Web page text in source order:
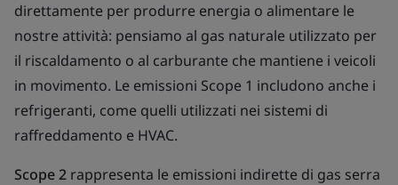
direttamente per produrre energia o alimentare le
nostre attività: pensiamo al gas naturale utilizzato per
il riscaldamento o al carburante che mantiene i veicoli
in movimento. Le emissioni Scope 1 includono anche i
refrigeranti, come quelli utilizzati nei sistemi di
raffreddamento e HVAC.
Scope 2 rappresenta le emissioni indirette di gas serra